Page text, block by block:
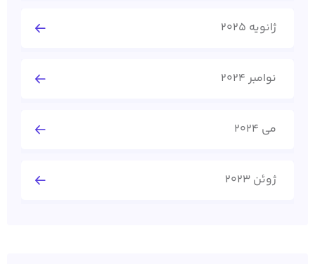
ژانویه 2025
نوامبر 2024
می 2024
ژوئن 2023